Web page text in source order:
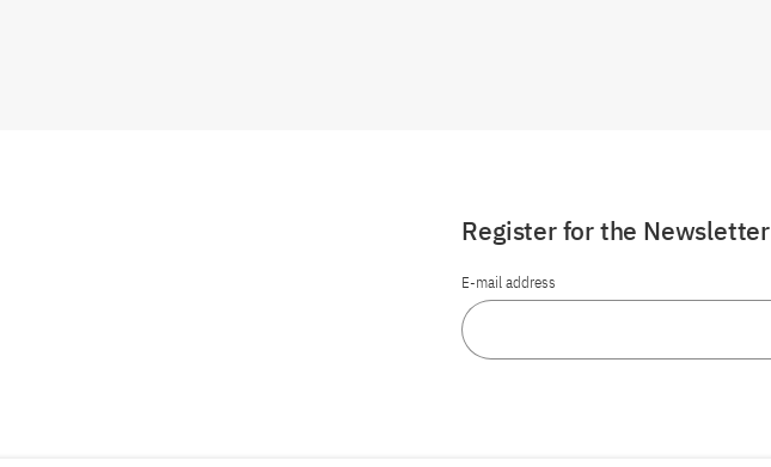
Register for the Newsletter
E-mail address